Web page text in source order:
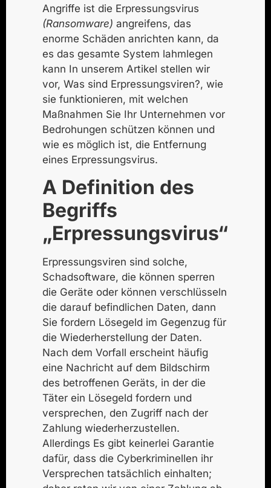
Angriffe ist die Erpressungsvirus
(Ransomware) angreifens, das
enorme Schäden anrichten kann, da
es das gesamte System lahmlegen
kann In unserem Artikel stellen wir
vor, Was sind Erpressungsviren?, wie
sie funktionieren, mit welchen
Maßnahmen Sie Ihr Unternehmen vor
Bedrohungen schützen können und
wie es möglich ist, die Entfernung
eines Erpressungsvirus.
A Definition des
Begriffs
„Erpressungsvirus“
Erpressungsviren sind solche,
Schadsoftware, die können sperren
die Geräte oder können verschlüsseln
die darauf befindlichen Daten, dann
Sie fordern Lösegeld im Gegenzug für
die Wiederherstellung der Daten.
Nach dem Vorfall erscheint häufig
eine Nachricht auf dem Bildschirm
des betroffenen Geräts, in der die
Täter ein Lösegeld fordern und
versprechen, den Zugriff nach der
Zahlung wiederherzustellen.
Allerdings Es gibt keinerlei Garantie
dafür, dass die Cyberkriminellen ihr
Versprechen tatsächlich einhalten;